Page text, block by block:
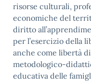
risorse culturali,
economiche del
diritto
per l’esercizio della
anche come libertà
metodologico-
educativa delle